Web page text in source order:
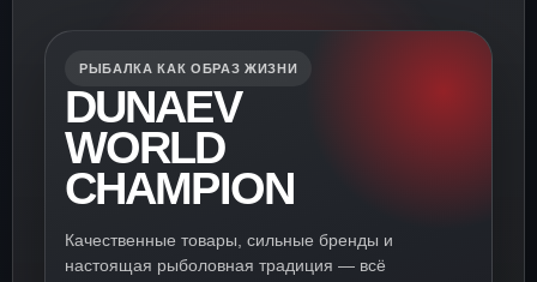
РЫБАЛКА КАК ОБРАЗ ЖИЗНИ
DUNAEV
WORLD
CHAMPION
Качественные товары, сильные бренды и
настоящая рыболовная традиция — всё